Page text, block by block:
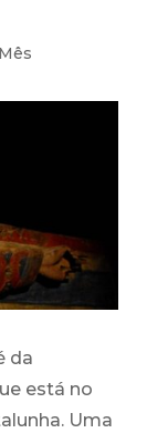
da
está no
Uma